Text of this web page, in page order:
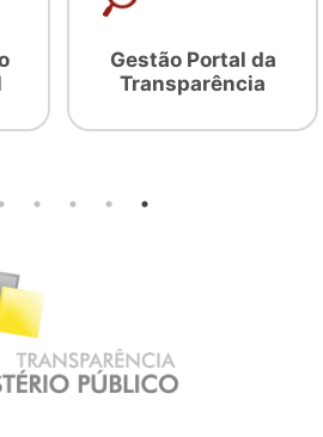
Gestão Portal da
Transparência